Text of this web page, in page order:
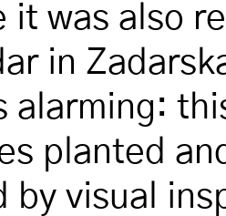
it was also
in
alarming:
planted
by visual